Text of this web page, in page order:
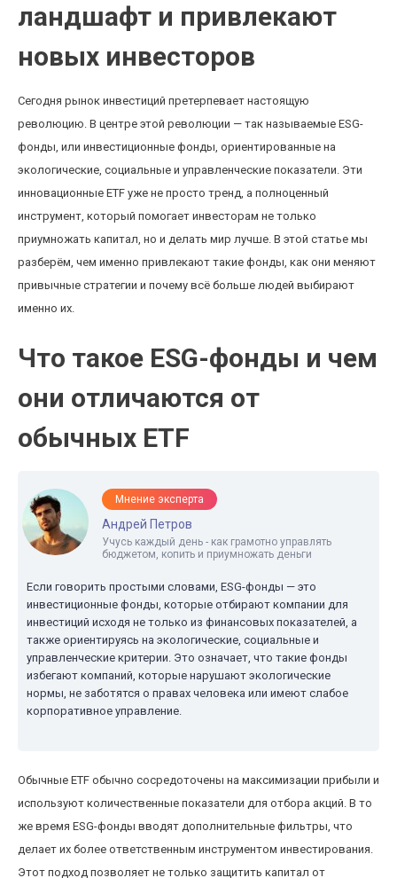
ландшафт и привлекают
новых инвесторов
Сегодня рынок инвестиций претерпевает настоящую
революцию. В центре этой революции — так называемые ESG-
фонды, или инвестиционные фонды, ориентированные на
экологические, социальные и управленческие показатели. Эти
инновационные ETF уже не просто тренд, а полноценный
инструмент, который помогает инвесторам не только
приумножать капитал, но и делать мир лучше. В этой статье мы
разберём, чем именно привлекают такие фонды, как они меняют
привычные стратегии и почему всё больше людей выбирают
именно их.
Что такое ESG-фонды и чем
они отличаются от
обычных ETF
Мнение эксперта
Андрей Петров
Учусь каждый день - как грамотно управлять
бюджетом, копить и приумножать деньги
Если говорить простыми словами, ESG-фонды — это
инвестиционные фонды, которые отбирают компании для
инвестиций исходя не только из финансовых показателей, а
также ориентируясь на экологические, социальные и
управленческие критерии. Это означает, что такие фонды
избегают компаний, которые нарушают экологические
нормы, не заботятся о правах человека или имеют слабое
корпоративное управление.
Обычные ETF обычно сосредоточены на максимизации прибыли и
используют количественные показатели для отбора акций. В то
же время ESG-фонды вводят дополнительные фильтры, что
делает их более ответственным инструментом инвестирования.
Этот подход позволяет не только защитить капитал от